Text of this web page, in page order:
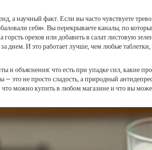
научный факт. Если вы часто чувствуете
себя». Вы перекрываете каналы, по
орехов или добавить в салат листовую
днем. И это работает лучше, чем любые
и объяснения: что есть при упадке сил, какие
это не просто сладость, а природный
можно купить в любом магазине и что вы